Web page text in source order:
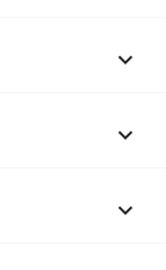


keyboard_arrow_down